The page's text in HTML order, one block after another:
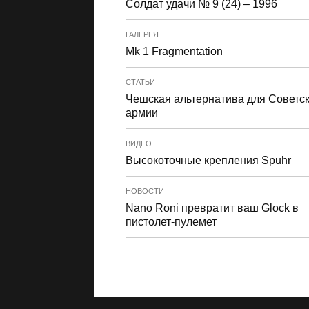
Солдат удачи № 9 (24) – 1996
ГАЛЕРЕЯ
Mk 1 Fragmentation
СТАТЬИ
Чешская альтернатива для
армии
ВИДЕО
Высокоточные крепления Spuhr
НОВОСТИ
Nano Roni превратит ваш Glock в
пистолет-пулемет